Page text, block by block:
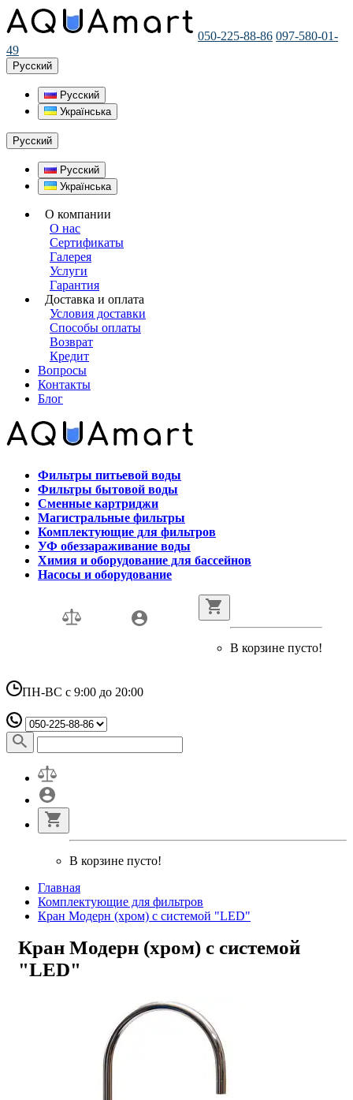
050-225-88-86 097-580-01-
49
Русский
Русский
Українська
Русский
Русский
Українська
О компании
О нас
Сертификаты
Галерея
Услуги
Гарантия
Доставка и оплата
Условия доставки
Способы оплаты
Возврат
Кредит
Вопросы
Контакты
Блог
Фильтры питьевой воды
Фильтры бытовой воды
Сменные картриджи
Магистральные фильтры
Комплектующие для фильтров
УФ обеззараживание воды
Химия и оборудование для бассейнов
Насосы и оборудование
В корзине пусто!
ПН-ВС с 9:00 до 20:00
В корзине пусто!
Главная
Комплектующие для фильтров
Кран Модерн (хром) с системой "LED"
Кран Модерн (хром) с системой
"LED"